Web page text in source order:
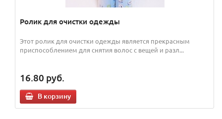
Ролик для очистки одежды
Этот ролик для очистки одежды является прекрасным
приспособлением для снятия волос с вещей и разл...
16.80 руб.
В корзину